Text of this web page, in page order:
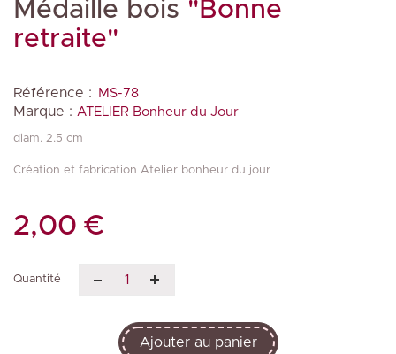
Médaille bois "Bonne
retraite"
Référence : MS-78
Marque : ATELIER Bonheur du Jour
diam. 2.5 cm
Création et fabrication Atelier bonheur du jour
2,00 €
Quantité
Ajouter au panier